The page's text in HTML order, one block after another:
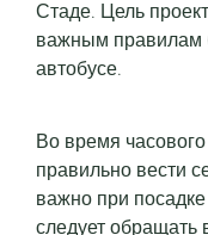
Стаде. Цель
важным правилам
автобусе.
Во время часового
правильно вести
важно при
следует обращать